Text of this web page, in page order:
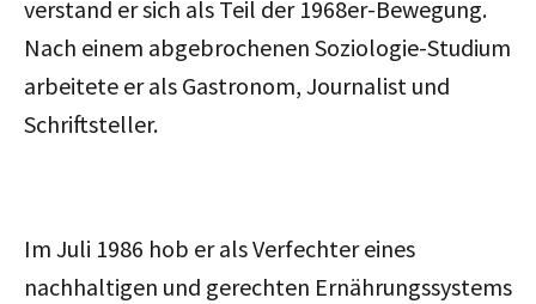
verstand er sich als Teil der 1968er-Bewegung.
Nach einem abgebrochenen Soziologie-Studium
arbeitete er als Gastronom, Journalist und
Schriftsteller.
Im Juli 1986 hob er als Verfechter eines
nachhaltigen und gerechten Ernährungssystems